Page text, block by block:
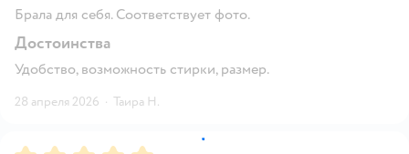
Брала для себя. Соответствует фото.
Достоинства
Удобство, возможность стирки, размер.
28 апреля 2026 · Таира Н.